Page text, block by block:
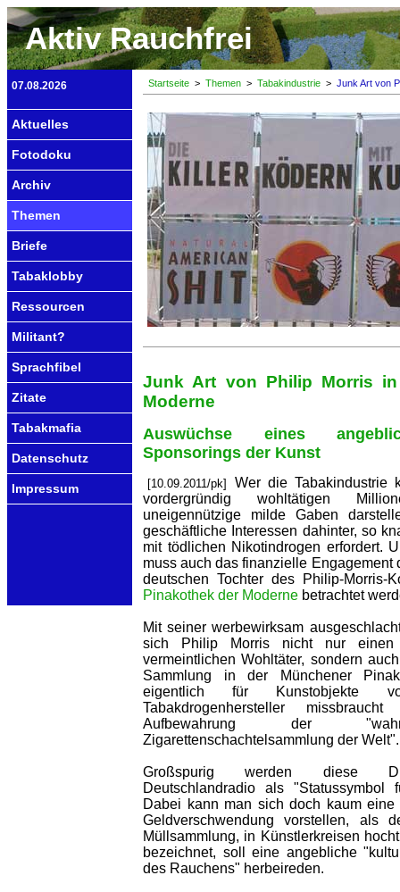
Aktiv Rauchfrei
07.08.2026
Aktuelles
Fotodoku
Archiv
Themen
Briefe
Tabaklobby
Ressourcen
Militant?
Sprachfibel
Zitate
Tabakmafia
Datenschutz
Impressum
Startseite > Themen > Tabakindustrie > Junk Art von
Junk Art von Philip Morris
Moderne
Auswüchse eines
Sponsorings der Kunst
[10.09.2011/pk]
Wer die Tabakindustrie
vordergründig wohltätigen
uneigennützige milde Gaben
geschäftliche Interessen dahinter, so
mit tödlichen Nikotindrogen erfordert.
muss auch das finanzielle Engagement
deutschen Tochter des Philip-Morris-
Pinakothek der Moderne betrachtet
Mit seiner werbewirksam
sich Philip Morris nicht nur
vermeintlichen Wohltäter, sondern
Sammlung in der Münchener
eigentlich für Kunstobjekte
Tabakdrogenhersteller
Aufbewahrung der
Zigarettenschachtelsammlung der Welt".
Großspurig werden diese
Deutschlandradio als "Statussymbol
Dabei kann man sich doch kaum
Geldverschwendung vorstellen, als
Müllsammlung, in Künstlerkreisen
bezeichnet, soll eine angebliche
des Rauchens" herbeireden.